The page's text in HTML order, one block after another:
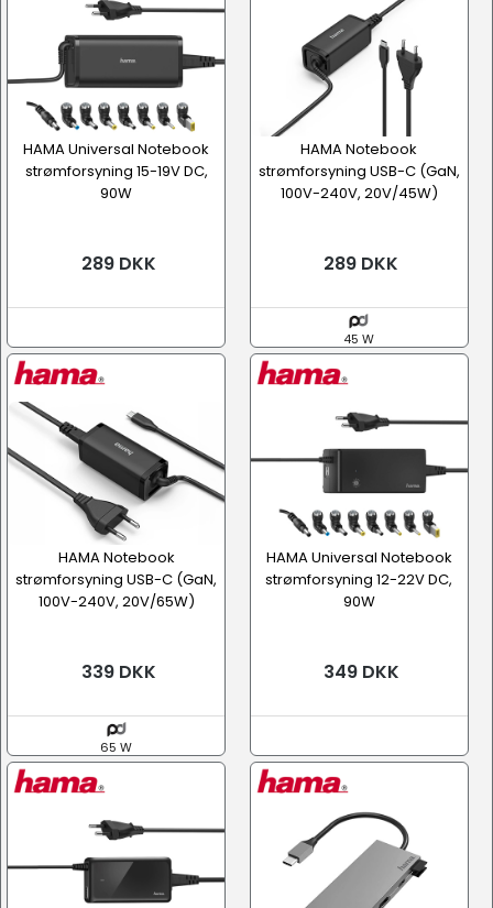
HAMA Universal Notebook
strømforsyning 15-19V DC,
90W
289 DKK
HAMA Notebook
strømforsyning USB-C (GaN,
100V-240V, 20V/45W)
289 DKK
45 W
HAMA Notebook
strømforsyning USB-C (GaN,
100V-240V, 20V/65W)
339 DKK
65 W
HAMA Universal Notebook
strømforsyning 12-22V DC,
90W
349 DKK